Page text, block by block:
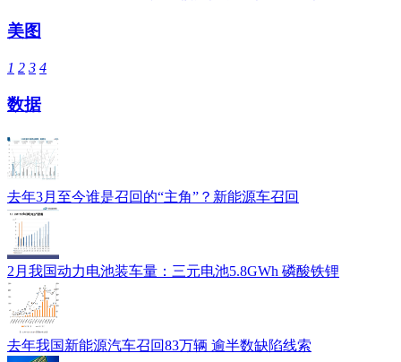
美图
1 2 3 4
数据
去年3月至今谁是召回的“主角”？新能源车召回
2月我国动力电池装车量：三元电池5.8GWh 磷酸铁锂
去年我国新能源汽车召回83万辆 逾半数缺陷线索